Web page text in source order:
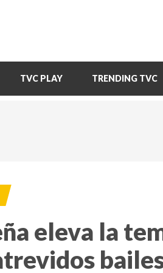
TVC PLAY TRENDING TVC
eleva la